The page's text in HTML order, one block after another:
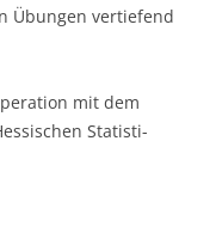
Übungen vertiefend
mit dem
Statisti­